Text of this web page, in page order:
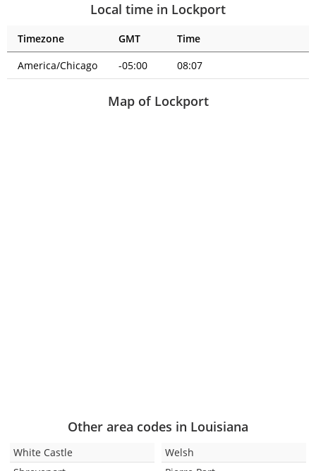
Local time in Lockport
Timezone GMT
Time
America/Chicago
-05:00 08:07
Map of Lockport
Other area codes in Louisiana
White Castle
Welsh